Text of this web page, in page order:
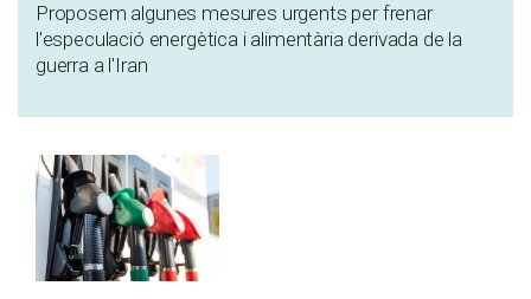
Proposem algunes mesures urgents per frenar
l'especulació energètica i alimentària derivada de la
guerra a l'Iran